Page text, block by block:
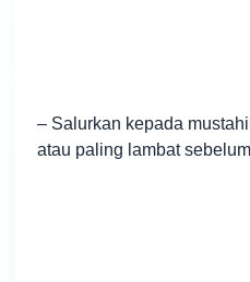
– Salurkan kepada
atau paling lambat